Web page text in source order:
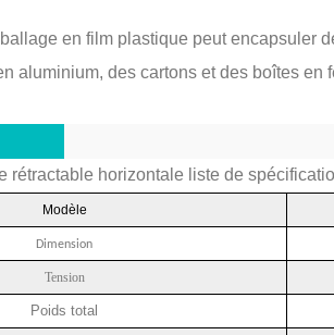
en film plastique peut encapsuler
aluminium, des cartons et des boîtes
rétractable horizontale liste de
Modèle
Dimension
Tension
Poids total